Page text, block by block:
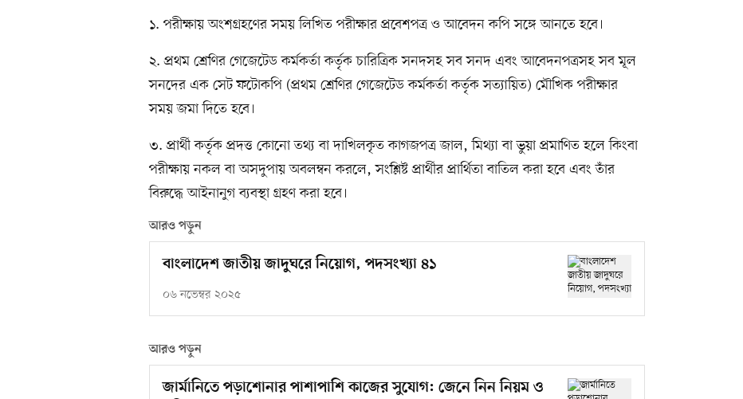
১. পরীক্ষায় অংশগ্রহণের সময় লিখিত পরীক্ষার প্রবেশপত্র ও আবেদন কপি সঙ্গে আনতে হবে।
২. প্রথম শ্রেণির গেজেটেড কর্মকর্তা কর্তৃক চারিত্রিক সনদসহ সব সনদ এবং আবেদনপত্রসহ সব মূল
সনদের এক সেট ফটোকপি (প্রথম শ্রেণির গেজেটেড কর্মকর্তা কর্তৃক সত্যায়িত) মৌখিক পরীক্ষার
সময় জমা দিতে হবে।
৩. প্রার্থী কর্তৃক প্রদত্ত কোনো তথ্য বা দাখিলকৃত কাগজপত্র জাল, মিথ্যা বা ভুয়া প্রমাণিত হলে কিংবা
পরীক্ষায় নকল বা অসদুপায় অবলম্বন করলে, সংশ্লিষ্ট প্রার্থীর প্রার্থিতা বাতিল করা হবে এবং তাঁর
বিরুদ্ধে আইনানুগ ব্যবস্থা গ্রহণ করা হবে।
আরও পড়ুন
বাংলাদেশ জাতীয় জাদুঘরে নিয়োগ, পদসংখ্যা ৪১
০৬ নভেম্বর ২০২৫
আরও পড়ুন
জার্মানিতে পড়াশোনার পাশাপাশি কাজের সুযোগ: জেনে নিন নিয়ম ও